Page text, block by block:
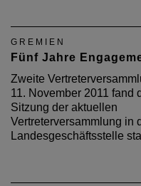
GREMIEN
Fünf Jahre
Zweite
11. November 2011 fand
Sitzung der aktuellen
Vertreterversammlung in
Landesgeschäftsstelle